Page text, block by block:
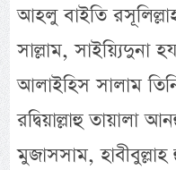
আহলু বাইতি
সাল্লাম, সাইয়্যিদুনা
আলাইহিস সালাম
রদ্বিয়াল্লাহু তায়ালা
মুজাসসাম,